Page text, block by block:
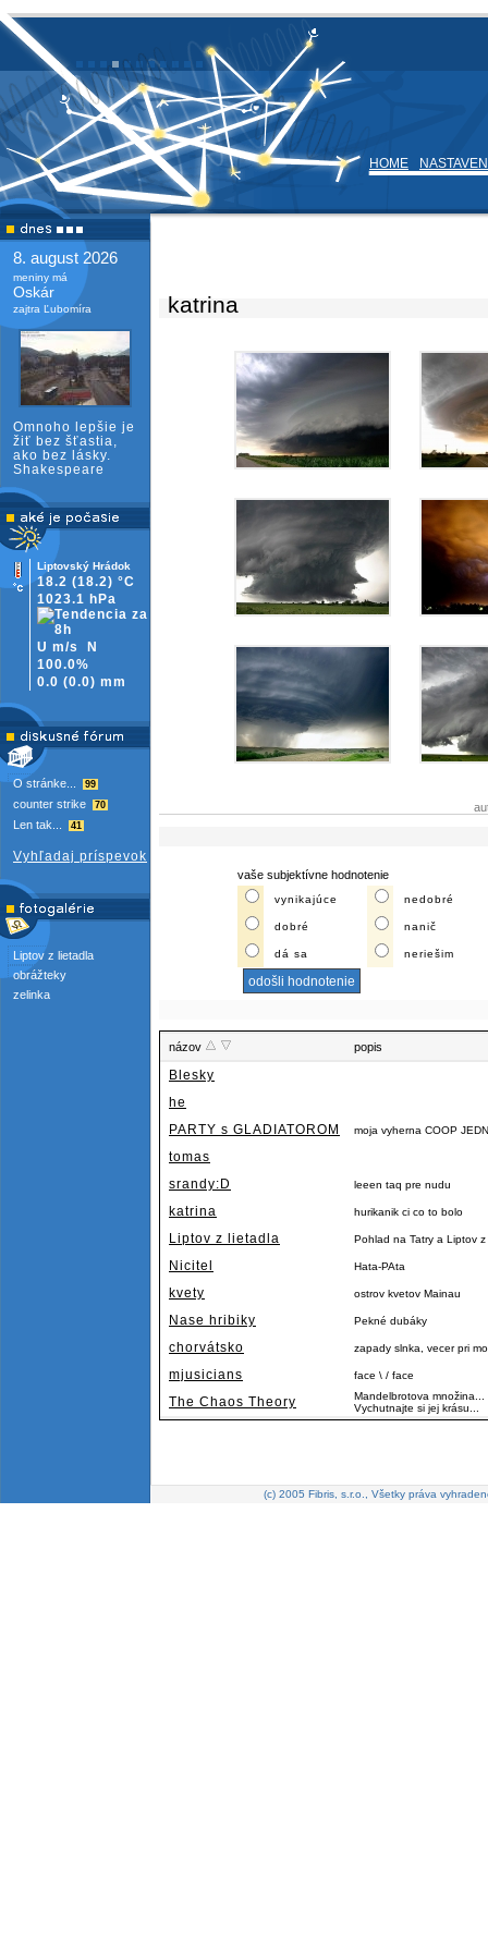
HOME
8. august 2026
meniny má
Oskár
zajtra Ľubomíra
Omnoho lepšie je
žiť bez šťastia,
ako bez lásky.
Shakespeare
Liptovský Hrádok
18.2 (18.2) °C
1023.1 hPa
U m/s
N
100.0%
0.0 (0.0) mm
O stránke... 99
counter strike 70
Len tak... 41
Vyhľadaj príspevok
Liptov z lietadla
obrážteky
zelinka
katrina
vaše subjektívne hodnotenie
vynikajúce nedobré
dobré nanič
dá sa neriešim
názov popis
Blesky
he
PARTY s GLADIATOROM
moja vyherna COOP
tomas
srandy:D
leeen taq pre nudu
katrina hurikanik ci co to bolo
Liptov z lietadla Pohlad na Tatry a Liptov
Nicitel Hata-PAta
kvety ostrov kvetov Mainau
Nase hribiky Pekné dubáky
chorvátsko zapady slnka, vecer pri
mjusicians face \ / face
The Chaos Theory
Mandelbrotova
Vychutnajte si jej krásu...
(c) 2005 Fibris, s.r.o., Všetky práva